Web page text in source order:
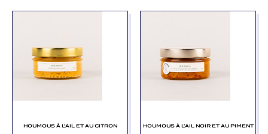
HOUMOUS À L’AIL ET AU CITRON HOUMOUS À L’AIL NOIR ET AU PIMENT